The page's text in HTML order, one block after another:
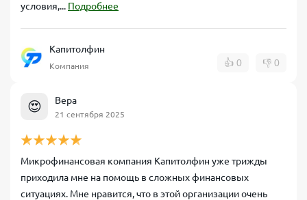
условия,... Подробнее
Капитолфин
Компания 👍 0 👎 0
😍 Вера
21 сентября 2025
Микрофинансовая компания Капитолфин уже трижды
приходила мне на помощь в сложных финансовых
ситуациях. Мне нравится, что в этой организации очень